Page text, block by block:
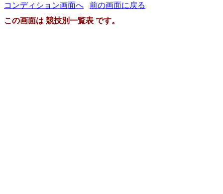
コンディション画面へ
前の画面に戻る
この画面は 競技別一覧表 です。